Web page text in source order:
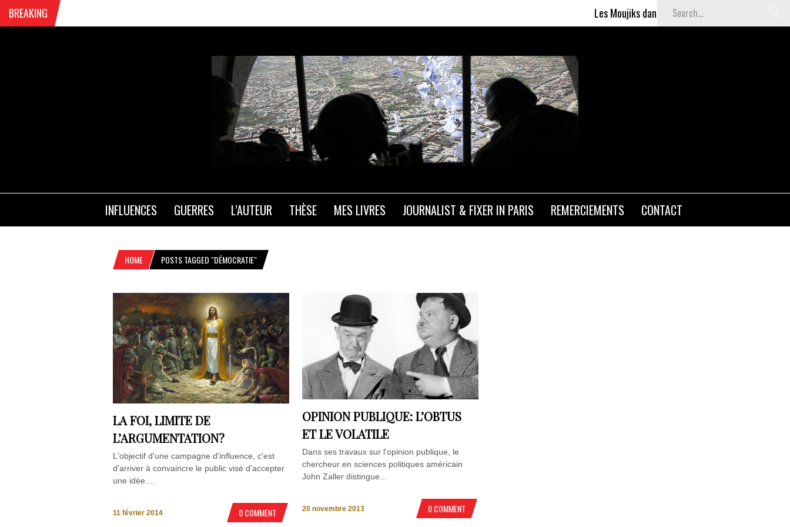
BREAKING Les Moujiks dans Affaires sensibles
INFLUENCES GUERRES L’AUTEUR THÈSE MES LIVRES JOURNALIST & FIXER IN PARIS REMERCIEMENTS CONTACT
HOME POSTS TAGGED "DÉMOCRATIE"
LA FOI, LIMITE DE
L’ARGUMENTATION?
L'objectif d'une campagne d'influence, c'est
d'arriver à convaincre le public visé d'accepter
une idée....
11 février 2014 0 COMMENT
OPINION PUBLIQUE: L’OBTUS
ET LE VOLATILE
Dans ses travaux sur l'opinion publique, le
chercheur en sciences politiques américain
John Zaller distingue...
20 novembre 2013 0 COMMENT